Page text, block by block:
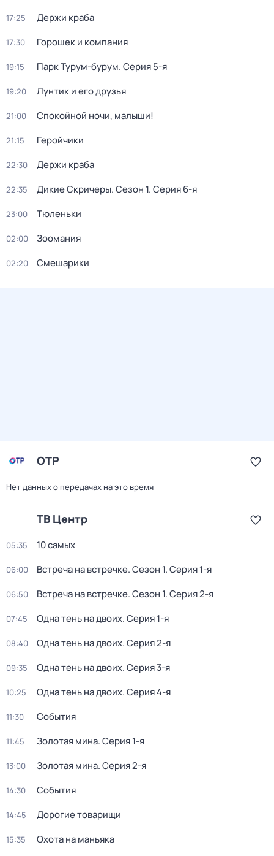
17:25 Держи краба
17:30 Горошек и компания
19:15 Парк Турум-бурум. Серия 5-я
19:20 Лунтик и его друзья
21:00 Спокойной ночи, малыши!
21:15 Геройчики
22:30 Держи краба
22:35 Дикие Скричеры. Сезон 1. Серия 6-я
23:00 Тюленьки
02:00 Зоомания
02:20 Смешарики
ОТР
Нет данных о передачах на это время
ТВ Центр
05:35 10 самых
06:00 Встреча на встречке. Сезон 1. Серия 1-я
06:50 Встреча на встречке. Сезон 1. Серия 2-я
07:45 Одна тень на двоих. Серия 1-я
08:40 Одна тень на двоих. Серия 2-я
09:35 Одна тень на двоих. Серия 3-я
10:25 Одна тень на двоих. Серия 4-я
11:30 События
11:45 Золотая мина. Серия 1-я
13:00 Золотая мина. Серия 2-я
14:30 События
14:45 Дорогие товарищи
15:35 Охота на маньяка